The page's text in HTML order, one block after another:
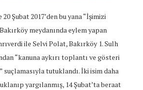
Şubat 2017’den bu yana “İşimizi
meydanında eylem yapan
ile Selvi Polat, Bakırköy 1. Sulh
“kanuna aykırı toplantı ve gösteri
suçlamasıyla tutuklandı. İki isim daha
yargılanmış, 14 Şubat’ta beraat